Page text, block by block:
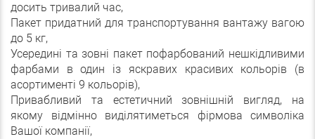
досить тривалий час,
Пакет придатний для транспортування вантажу вагою
до 5 кг,
Усередині та зовні пакет пофарбований нешкідливими
фарбами в один із яскравих красивих кольорів (в
асортименті 9 кольорів),
Привабливий та естетичний зовнішній вигляд, на
якому відмінно виділятиметься фірмова символіка
Вашої компанії,